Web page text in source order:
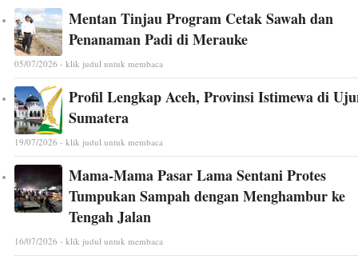
Mentan Tinjau Program Cetak Sawah dan
Penanaman Padi di Merauke
05/07/2026 - klik judul untuk membaca
Profil Lengkap Aceh, Provinsi Istimewa di
Sumatera
19/07/2026 - klik judul untuk membaca
Mama-Mama Pasar Lama Sentani Protes
Tumpukan Sampah dengan Menghambur ke
Tengah Jalan
16/07/2026 - klik judul untuk membaca